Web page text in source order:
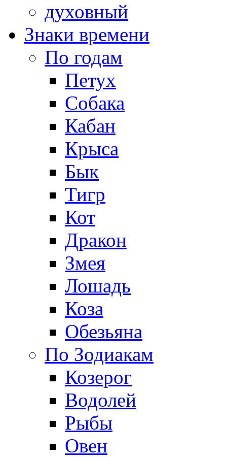
духовный
Знаки времени
По годам
Петух
Собака
Кабан
Крыса
Бык
Тигр
Кот
Дракон
Змея
Лошадь
Коза
Обезьяна
По Зодиакам
Козерог
Водолей
Рыбы
Овен